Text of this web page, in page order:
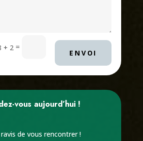
+ 2 =
ENVOI
vous aujourd’hui !
de vous rencontrer !